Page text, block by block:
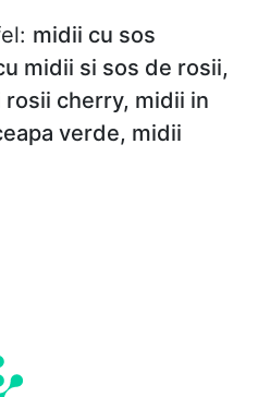
midii cu sos
midii si sos de rosii,
cherry, midii in
verde, midii